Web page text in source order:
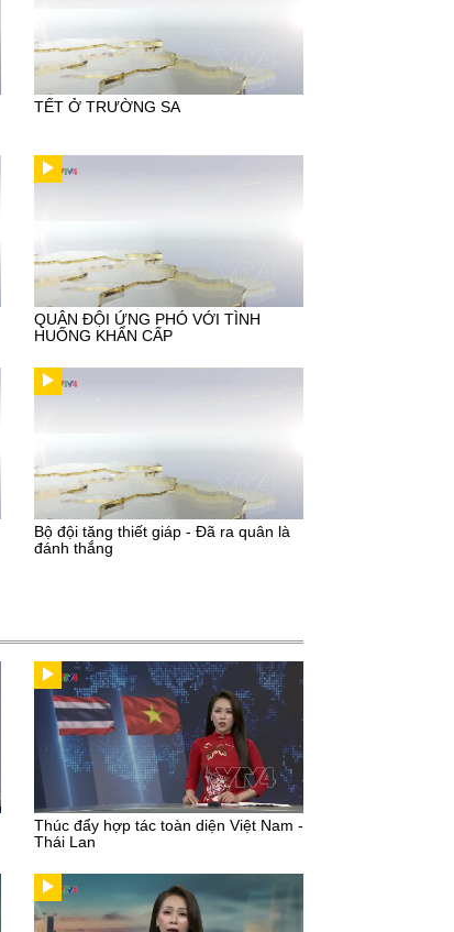
TẾT Ở TRƯỜNG SA
QUÂN ĐỘI ỨNG PHÓ VỚI TÌNH
HUỐNG KHẨN CẤP
Bộ đội tăng thiết giáp - Đã ra quân là
đánh thắng
Thúc đẩy hợp tác toàn diện Việt Nam -
Thái Lan